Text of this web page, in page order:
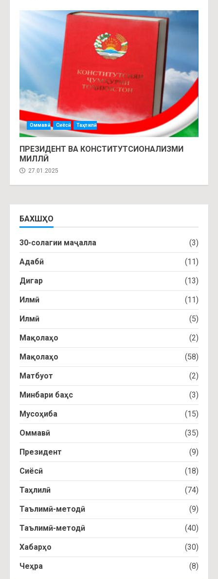
Оммавӣ Сиёсӣ Таҳлилӣ
ПРЕЗИДЕНТ ВА КОНСТИТУТСИОНАЛИЗМИ
МИЛЛӢ
27.01.2025
БАХШҲО
30-солагии маҷалла (3)
Адабӣ (11)
Дигар (13)
Илмӣ (11)
Илмӣ (5)
Мақолаҳо (2)
Мақолаҳо (58)
Матбуот (2)
Минбари баҳс (3)
Мусоҳиба (15)
Оммавӣ (35)
Президент (9)
Сиёсӣ (18)
Таҳлилӣ (74)
Таълимӣ-методӣ (9)
Таълимӣ-методӣ (40)
Хабарҳо (30)
Чеҳра (8)